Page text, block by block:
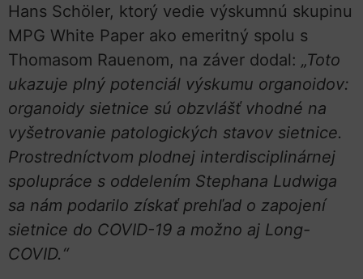
Hans Schöler, ktorý vedie výskumnú skupinu
MPG White Paper ako emeritný spolu s
Thomasom Rauenom, na záver dodal: „Toto
ukazuje plný potenciál výskumu organoidov:
organoidy sietnice sú obzvlášť vhodné na
vyšetrovanie patologických stavov sietnice.
Prostredníctvom plodnej interdisciplinárnej
spolupráce s oddelením Stephana Ludwiga
sa nám podarilo získať prehľad o zapojení
sietnice do COVID-19 a možno aj Long-
COVID.“